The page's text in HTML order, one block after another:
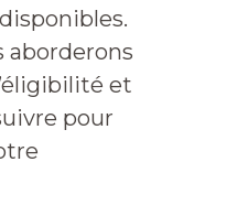
aborderons
et
pour